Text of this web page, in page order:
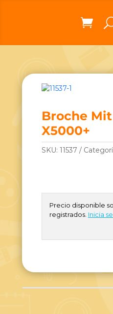
Broche
X5000+
SKU: 11537
Precio disponible
registrados. Inicia